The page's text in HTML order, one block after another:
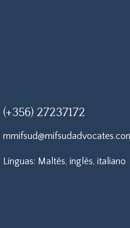
(+356) 27237172
Línguas: Maltês, inglês, italiano